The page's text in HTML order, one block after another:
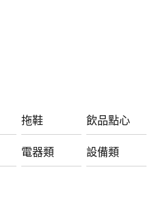
拖鞋 飲品點心
電器類 設備類